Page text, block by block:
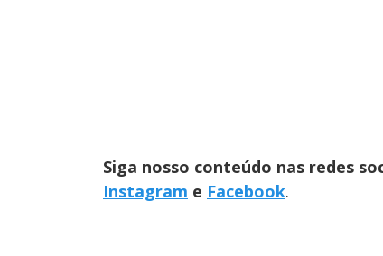
Siga nosso conteúdo nas redes
Instagram e Facebook.